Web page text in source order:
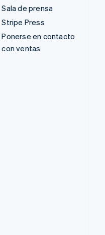
Sala de prensa
Stripe Press
Ponerse en contacto
con ventas